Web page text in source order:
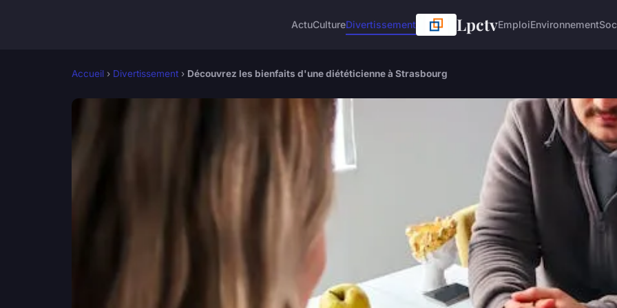
ActuCultureDivertissement LpctvEmploiEnvironnement
Accueil › Divertissement › Découvrez les bienfaits d'une diététicienne à Strasbourg